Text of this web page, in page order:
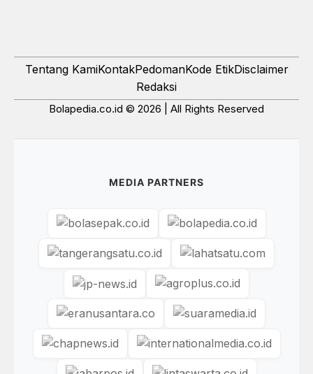
Tentang KamiKontakPedomanKode EtikDisclaimer
Redaksi
Bolapedia.co.id © 2026 | All Rights Reserved
MEDIA PARTNERS